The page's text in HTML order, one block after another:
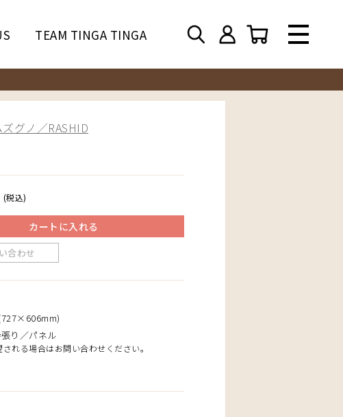
TEAM TINGA TINGA
グノ／RASHID
(税込)
カートに入れる
合わせ
り／パネル
れる場合はお問い合わせください。